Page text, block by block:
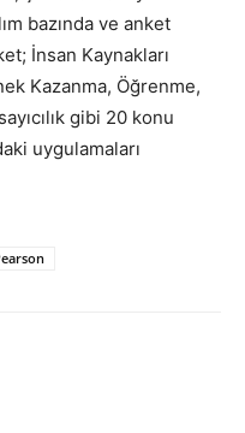
bazında ve anket
İnsan Kaynakları
Kazanma, Öğrenme,
gibi 20 konu
uygulamaları